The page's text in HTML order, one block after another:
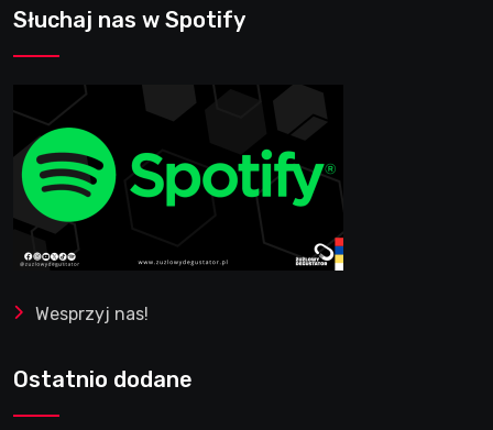
Słuchaj nas w Spotify
Wesprzyj nas!
Ostatnio dodane